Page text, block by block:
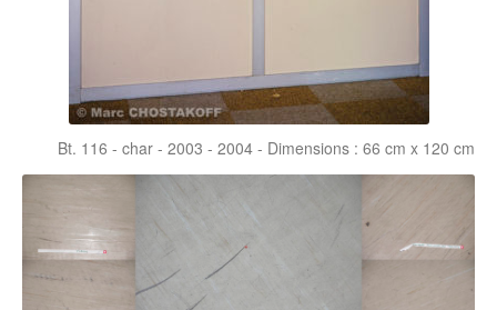
Bt. 116 - char - 2003 - 2004 - Dimensions : 66 cm x 120 cm